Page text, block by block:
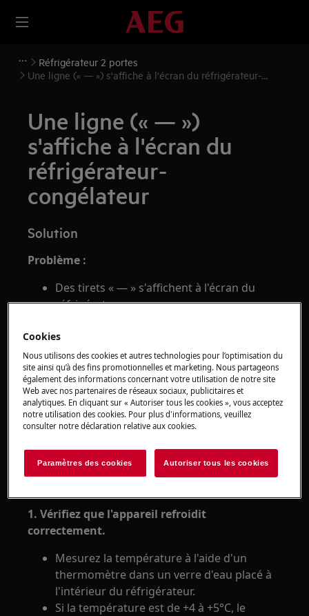
Réfrigérateur 2 portes
Une ligne (« — ») s'affiche à l'écran du réfrigérateur-
Une ligne (« — »)
s'affiche à l'écran du
réfrigérateur-
congélateur
Solution
Problème :
Des tirets « — » s'affichent à l'écran du
réfrigérateur.
est inférieure à 0°C
Concerne :
Réfrigérateur-congélateur
Réfrigérateur
1. Vérifiez que l'appareil refroidit
correctement.
Mesurez la température à l'aide d'un
thermomètre dans un verre d'eau placé à
l'intérieur du réfrigérateur.
Si la température est de +4 à +5°C, le
Cookies
Nous utilisons des cookies et autres technologies pour l’optimisation du
site ainsi qu’à des fins promotionnelles et marketing. Nous partageons
également des informations concernant votre utilisation de notre site
Web avec nos partenaires de réseaux sociaux, publicitaires et
analytiques. En cliquant sur « Autoriser tous les cookies », vous acceptez
notre utilisation des cookies. Pour plus d'informations, veuillez
consulter notre déclaration relative aux cookies.
Paramètres des cookies Autoriser tous les cookies